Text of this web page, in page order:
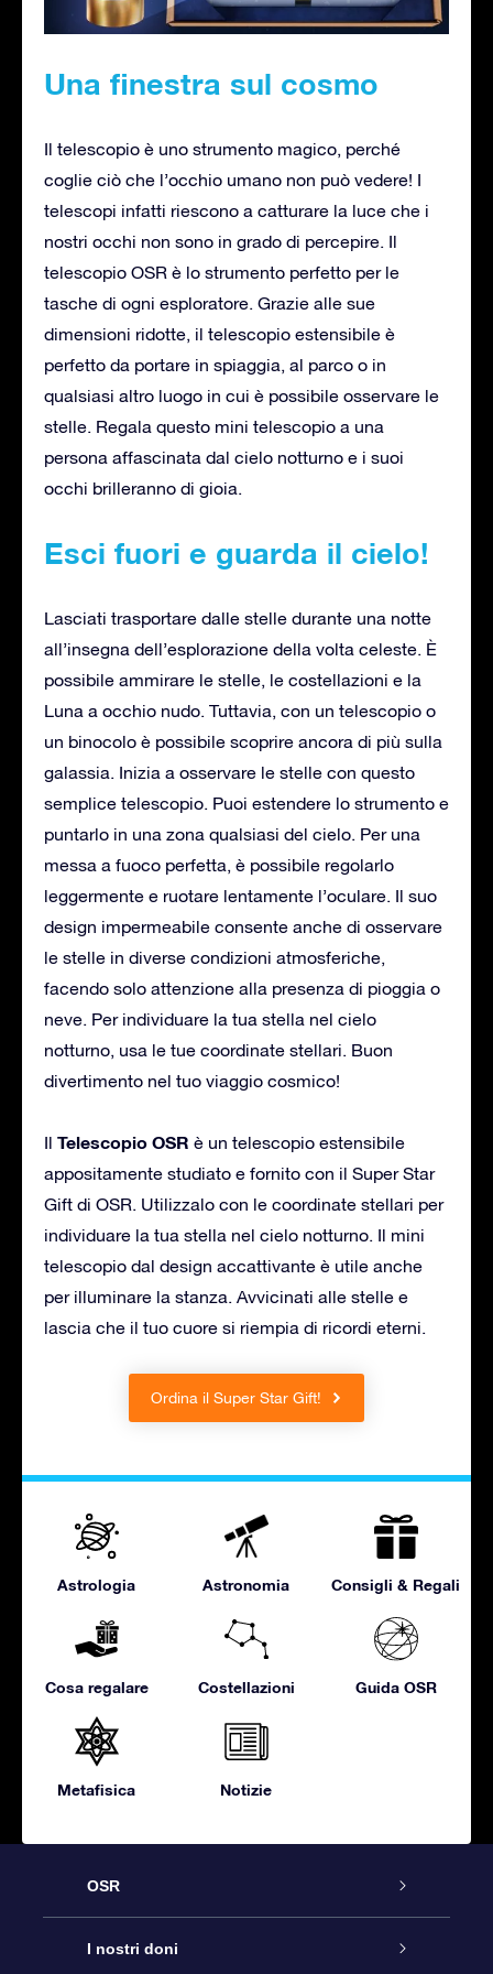
Una finestra sul cosmo
Il telescopio è uno strumento magico, perché
coglie ciò che l’occhio umano non può vedere! I
telescopi infatti riescono a catturare la luce che i
nostri occhi non sono in grado di percepire. Il
telescopio OSR è lo strumento perfetto per le
tasche di ogni esploratore. Grazie alle sue
dimensioni ridotte, il telescopio estensibile è
perfetto da portare in spiaggia, al parco o in
qualsiasi altro luogo in cui è possibile osservare le
stelle. Regala questo mini telescopio a una
persona affascinata dal cielo notturno e i suoi
occhi brilleranno di gioia.
Esci fuori e guarda il cielo!
Lasciati trasportare dalle stelle durante una notte
all’insegna dell’esplorazione della volta celeste. È
possibile ammirare le stelle, le costellazioni e la
Luna a occhio nudo. Tuttavia, con un telescopio o
un binocolo è possibile scoprire ancora di più sulla
galassia. Inizia a osservare le stelle con questo
semplice telescopio. Puoi estendere lo strumento e
puntarlo in una zona qualsiasi del cielo. Per una
messa a fuoco perfetta, è possibile regolarlo
leggermente e ruotare lentamente l’oculare. Il suo
design impermeabile consente anche di osservare
le stelle in diverse condizioni atmosferiche,
facendo solo attenzione alla presenza di pioggia o
neve. Per individuare la tua stella nel cielo
notturno, usa le tue coordinate stellari. Buon
divertimento nel tuo viaggio cosmico!
Il Telescopio OSR è un telescopio estensibile
appositamente studiato e fornito con il Super Star
Gift di OSR. Utilizzalo con le coordinate stellari per
individuare la tua stella nel cielo notturno. Il mini
telescopio dal design accattivante è utile anche
per illuminare la stanza. Avvicinati alle stelle e
lascia che il tuo cuore si riempia di ricordi eterni.
Ordina il Super Star Gift!
Astrologia Astronomia Consigli & Regali
Cosa regalare Costellazioni Guida OSR
Metafisica Notizie
OSR
Assistenza
I nostri doni